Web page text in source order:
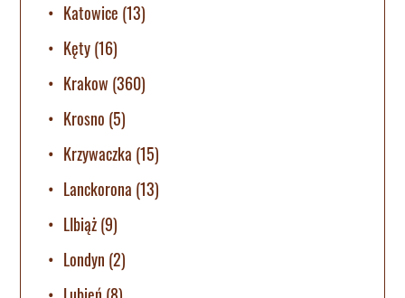
Katowice (13)
Kęty(16)
Krakow (360)
Krosno (5)
Krzywaczka (15)
Lanckorona (13)
LIbiąż(9)
Londyn (2)